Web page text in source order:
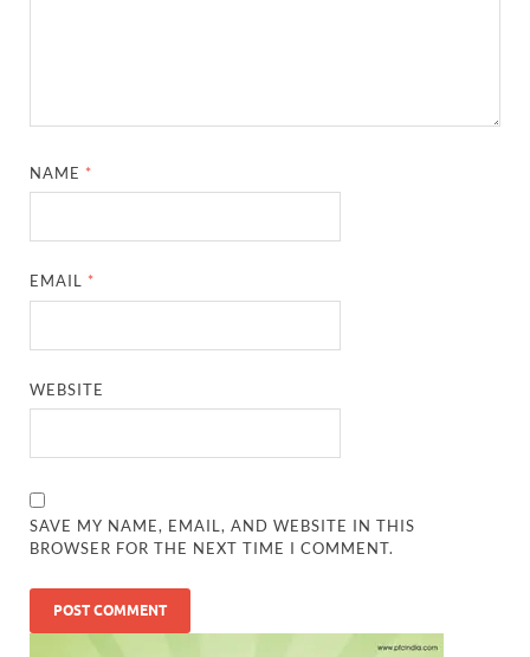
NAME *
EMAIL *
WEBSITE
SAVE MY NAME, EMAIL, AND WEBSITE IN THIS
BROWSER FOR THE NEXT TIME I COMMENT.